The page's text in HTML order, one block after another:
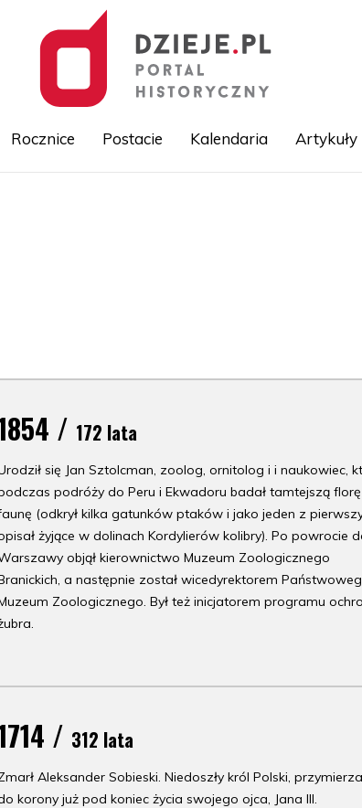
Rocznice Postacie Kalendaria Artykuły
/ 172 lata
się Jan Sztolcman, zoolog, ornitolog i i naukowiec,
podróży do Peru i Ekwadoru badał tamtejszą
(odkrył kilka gatunków ptaków i jako jeden z
żyjące w dolinach Kordylierów kolibry). Po powrocie
objął kierownictwo Muzeum Zoologicznego
a następnie został wicedyrektorem
Zoologicznego. Był też inicjatorem programu
/ 312 lata
Aleksander Sobieski. Niedoszły król Polski,
korony już pod koniec życia swojego ojca, Jana III.